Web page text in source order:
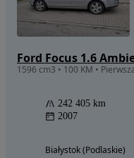
Ford Focus 1.6
242 405 km
2007
Białystok (Podlaskie)